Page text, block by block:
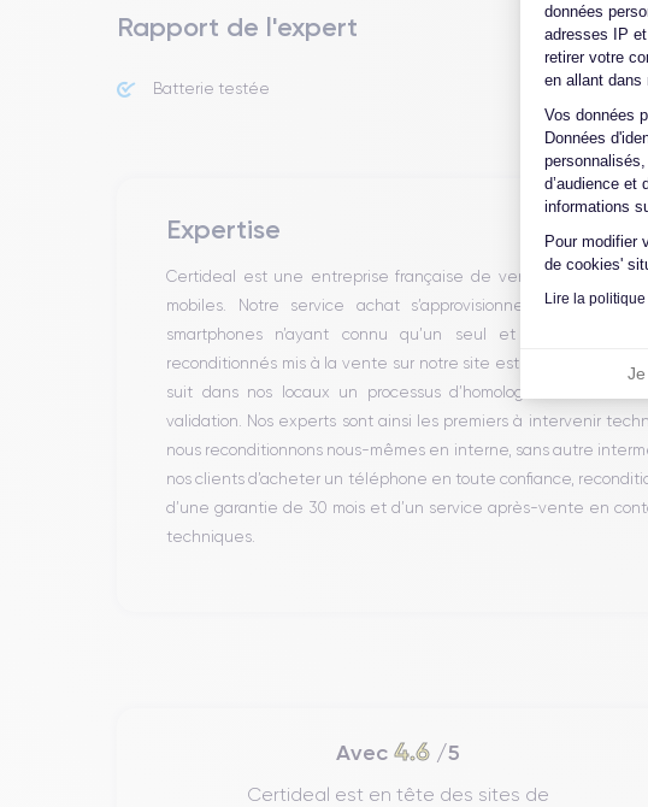
données
adresses IP
retirer votre
en allant dans
Vos données
Données
d’audience et
informations
Pour modifier
de cookies'
Lire la
Rapport de l'expert
Batterie testée
Expertise
Certideal est une entreprise française de vente et de
mobiles. Notre service achat s’approvisionne auprès
smartphones n’ayant connu qu’un seul et unique
reconditionnés mis à la vente sur notre site est alors récupéré
suit dans nos locaux un processus d’homologation en trois
validation. Nos experts sont ainsi les premiers à intervenir
nous reconditionnons nous-mêmes en interne, sans autre
nos clients d’acheter un téléphone en toute confiance,
d’une garantie de 30 mois et d’un service après-vente en
techniques.
Avec4.6 /5
Certideal est en tête des sites de